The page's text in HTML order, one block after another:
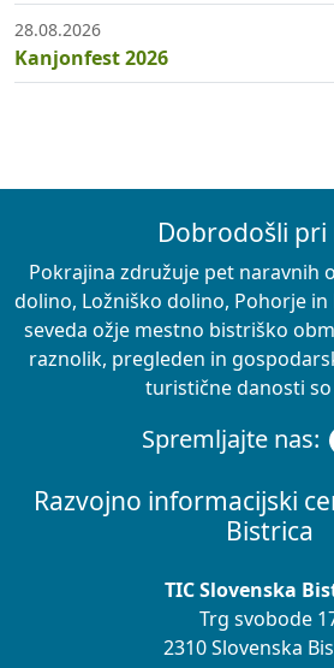
28.08.2026
Kanjonfest 2026
Razvojno informacijski
Bistrica
TIC Slovenska
Trg svobode
2310 Slovenska
Dobrodošli pri
Pokrajina združuje pet naravnih
dolino, Ložniško dolino, Pohorje
seveda ožje mestno bistriško
raznolik, pregleden in
turistične danosti so
Spremljajte nas: